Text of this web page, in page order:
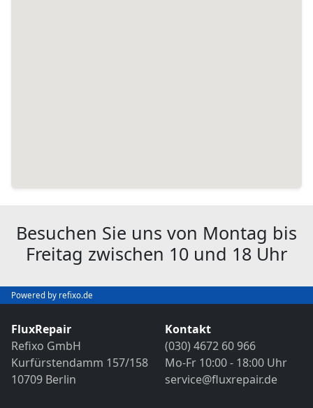
Besuchen Sie uns von Montag bis
Freitag zwischen 10 und 18 Uhr
Powered by refixo.de
FluxRepair
Refixo GmbH
Kurfürstendamm 157/158
10709 Berlin
Kontakt
(030) 4672 60 966
Mo-Fr 10:00 - 18:00 Uhr
service@fluxrepair.de